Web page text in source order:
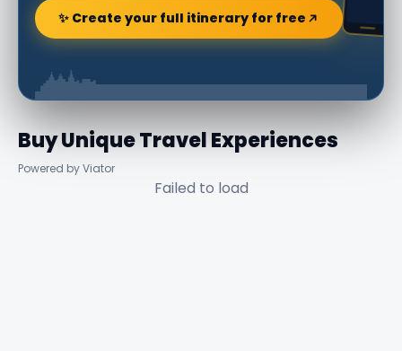
✨ Create your full itinerary for free
Buy Unique Travel Experiences
Powered by Viator
Failed to load